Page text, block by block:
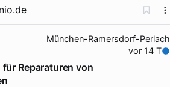
München-Ramersdorf-Perlach
vor 14 T
Reparaturen von